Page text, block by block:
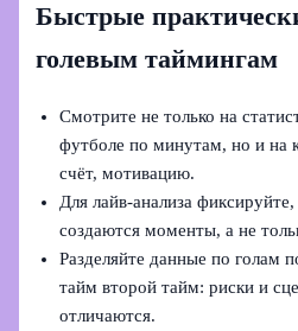
Быстрые
голевым таймингам
Смотрите не только на
футболе по минутам, но и на
счёт, мотивацию.
Для лайв‑анализа
создаются моменты, а не
Разделяйте данные по голам
тайм второй тайм: риски и
отличаются.